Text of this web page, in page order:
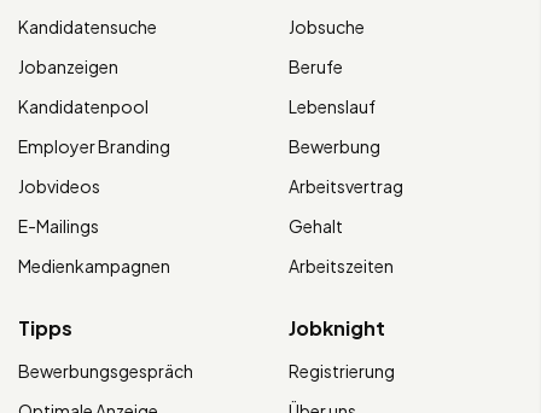
Kandidatensuche
Jobanzeigen
Kandidatenpool
Employer Branding
Jobvideos
E-Mailings
Medienkampagnen
Jobsuche
Berufe
Lebenslauf
Bewerbung
Arbeitsvertrag
Gehalt
Arbeitszeiten
Tipps
Bewerbungsgespräch
Jobknight
Registrierung